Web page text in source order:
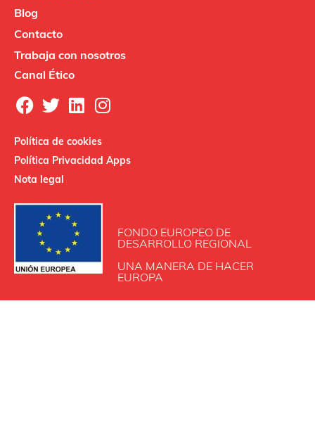
Blog
Contacto
Trabaja con nosotros
Canal Ético
Política de cookies
Política Privacidad Apps
Nota legal
FONDO EUROPEO DE
DESARROLLO REGIONAL
UNA MANERA DE HACER
EUROPA